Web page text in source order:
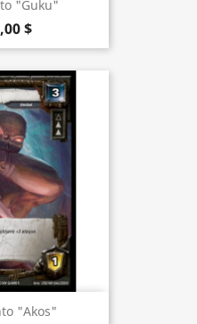
"Guku"
$
"Akos"